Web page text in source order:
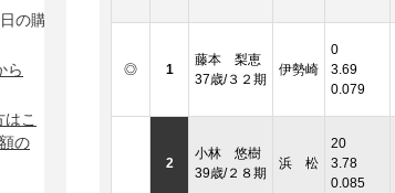
入限度額の設定）↓
ら
こ
の
◎ 1
藤本 梨恵
37歳/３２期
伊勢崎
0
3.69
0.079
2
小林 悠樹
39歳/２８期
浜 松
20
3.78
0.085